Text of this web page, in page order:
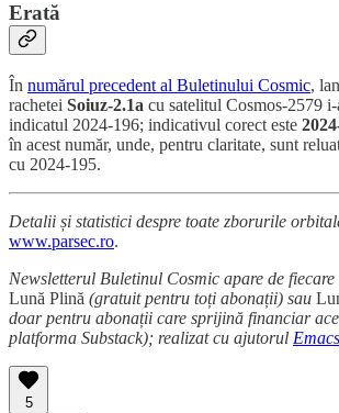
Erată
În numărul precedent al Buletinului Cosmic,
rachetei Soiuz-2.1a cu satelitul Cosmos-2579
indicatul 2024-196; indicativul corect este
în acest număr, unde, pentru claritate, sunt
cu 2024-195.
Detalii și statistici despre toate zborurile
www.parsec.ro.
Newsletterul Buletinul Cosmic apare de fiecare
Lună Plină (gratuit pentru toți abonații) sau
doar pentru abonații care sprijină financiar
platforma Substack); realizat cu ajutorul Emacs
5